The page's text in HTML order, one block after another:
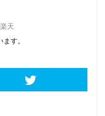
楽天
す。